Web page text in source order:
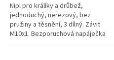
Nipl pro králíky a drůbež,
jednoduchý, nerezový, bez
pružiny a těsnění, 3 dílný. Závit
M10x1. Bezporuchová napáječka
vhodná do čtyřhranné trubky